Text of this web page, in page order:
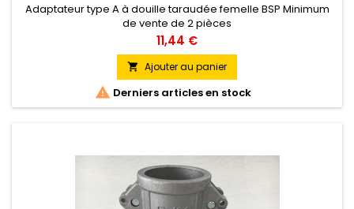
Adaptateur type A à douille taraudée femelle BSP Minimum
de vente de 2 pièces
Prix
11,44 €
 Ajouter au panier
 Derniers articles en stock